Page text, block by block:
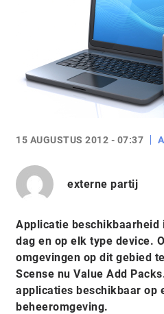
15 AUGUSTUS 2012 - 07:37
externe partij
Applicatie beschikbaarheid
dag en op elk type device.
omgevingen op dit gebied
Scense nu Value Add
applicaties beschikbaar op
beheeromgeving.